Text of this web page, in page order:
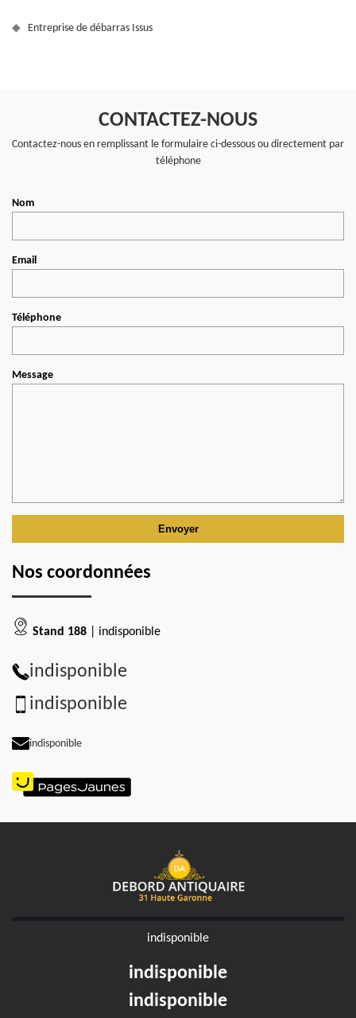
Entreprise de débarras Issus
CONTACTEZ-NOUS
Contactez-nous en remplissant le formulaire ci-dessous ou directement par
téléphone
Nom
Email
Téléphone
Message
Nos coordonnées
Stand 188 | indisponible
indisponible
indisponible
indisponible
indisponible
indisponible
indisponible